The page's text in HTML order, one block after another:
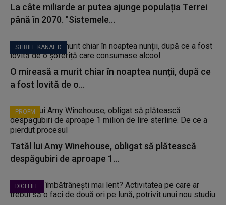
La câte miliarde ar putea ajunge populația Terrei
până în 2070. "Sistemele...
STIRILE KANAL D
O mireasă a murit chiar în noaptea nunții, după ce
a fost lovită de o...
PROFM
Tatăl lui Amy Winehouse, obligat să plătească
despăgubiri de aproape 1...
DIGI LIFE